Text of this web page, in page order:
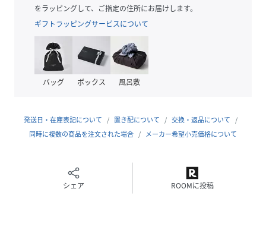
肩の開いたニットやシアードレスからチラリと見せるなど、
肌見せのコーディネートにぴったりのアイテムです。
◇ノンワイヤーブラ・ショーツセット / バックシャン
カップやアンダーに梯子レース風のテープを切り替え、アク
セントに。
ストラップから背中にかけては見えても下着感のない華奢な
【対応サイズ】Sサイズ：B65/C65/D65
Mサイズ：B70/C70/D70
※お客様ご都合でのご返品・ご交換は一切承りかねますの
で、予めご了承ください。
をラッピングして、ご指定の住所にお届けします。
ギフトラッピングサービスについて
バッグ ボックス 風呂敷
発送日・在庫表記について 置き配について
交換・返品について
同時に複数の商品を注文された場合
メーカー希望小売価格について
シェア ROOMに投稿